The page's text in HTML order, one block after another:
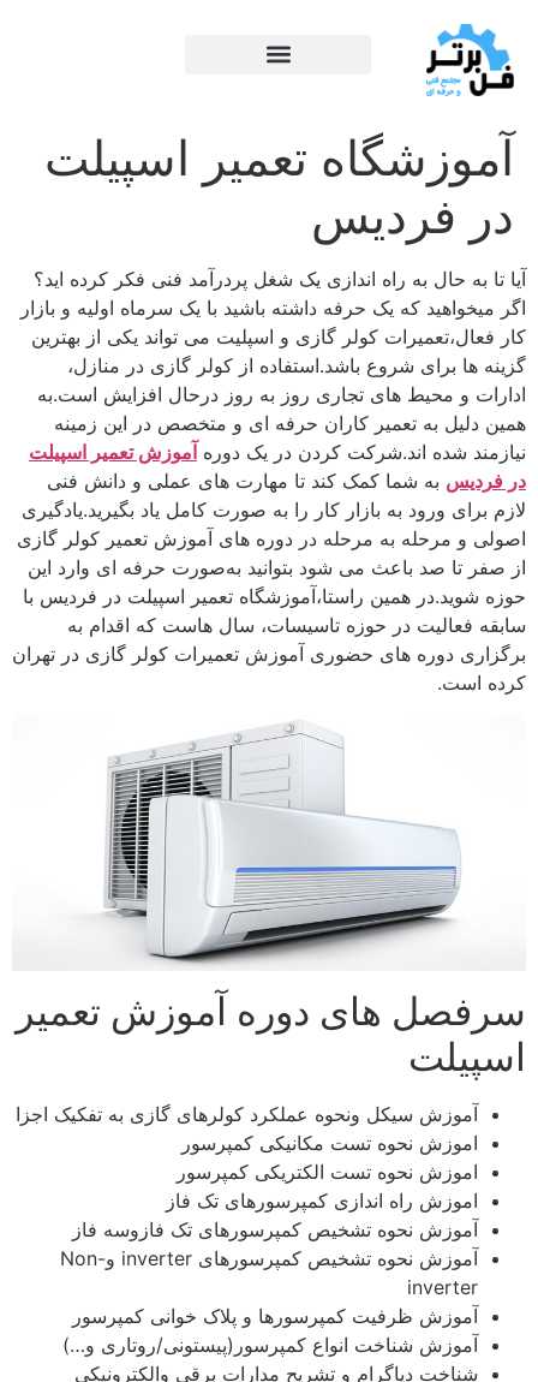
آموزشگاه تعمیر اسپیلت
در فردیس
آیا تا به حال به راه‌ اندازی یک شغل پردرآمد فنی فکر کرده‌ اید؟
اگر میخواهید که یک حرفه داشته باشید با یک سرماه اولیه و بازار
کار فعال،تعمیرات کولر گازی و اسپلیت می‌ تواند یکی از بهترین
گزینه‌ ها برای شروع باشد.استفاده از کولر گازی در منازل،
ادارات و محیط های تجاری روز به روز درحال افزایش است.به
همین دلیل به تعمیر کاران حرفه ای و متخصص در این زمینه
نیازمند شده اند.شرکت کردن در یک دوره آموزش تعمیر اسپیلت
در فردیس به شما کمک کند تا مهارت‌ های عملی و دانش فنی
لازم برای ورود به بازار کار را به‌ صورت کامل یاد بگیرید.یادگیری
اصولی و مرحله‌ به‌ مرحله در دوره‌ های آموزش تعمیر کولر گازی
از صفر تا صد باعث می‌ شود بتوانید به‌صورت حرفه‌ ای وارد این
حوزه شوید.در همین راستا،آموزشگاه تعمیر اسپیلت در فردیس با
سابقه فعالیت در حوزه تاسیسات، سال‌ هاست که اقدام به
برگزاری دوره‌ های حضوری آموزش تعمیرات کولر گازی در تهران
کرده است.
سرفصل های دوره آموزش تعمیر
اسپیلت
آموزش سیکل ونحوه عملکرد کولرهای گازی به تفکیک اجزا
اموزش نحوه تست مکانیکی کمپرسور
اموزش نحوه تست الکتریکی کمپرسور
اموزش راه اندازی کمپرسورهای تک فاز
آموزش نحوه تشخیص کمپرسورهای تک فازوسه فاز
آموزش نحوه تشخیص کمپرسورهای inverter وNon-
inverter
آموزش ظرفیت کمپرسورها و پلاک خوانی کمپرسور
آموزش شناخت انواع کمپرسور(پیستونی/روتاری و…)
شناخت دیاگرام و تشریح مدارات برقی والکترونیکی